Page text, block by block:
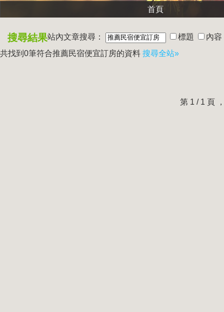
首頁
搜尋結果站內文章搜尋： 標題
內容
共找到0筆符合推薦民宿便宜訂房的資料 搜尋全站»
第 1 / 1